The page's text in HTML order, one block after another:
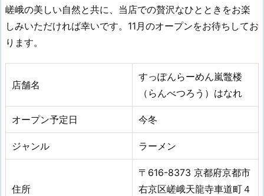
嵯峨の美しい自然と共に、当店での贅沢なひとときをお楽
しみいただければ幸いです。11月のオープンをお待ちしてお
ります。
店舗名
すっぽんらーめん嵐鼈楼
（らんべつろう）はなれ
オープン予定日 今冬
ジャンル ラーメン
住所
〒616-8373 京都府京都市
右京区嵯峨天龍寺車道町４